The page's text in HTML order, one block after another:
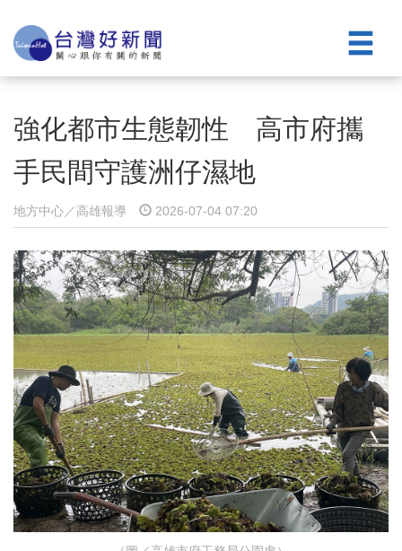
強化都市生態韌性 高市府攜
手民間守護洲仔濕地
地方中心／高雄報導 2026-07-04 07:20